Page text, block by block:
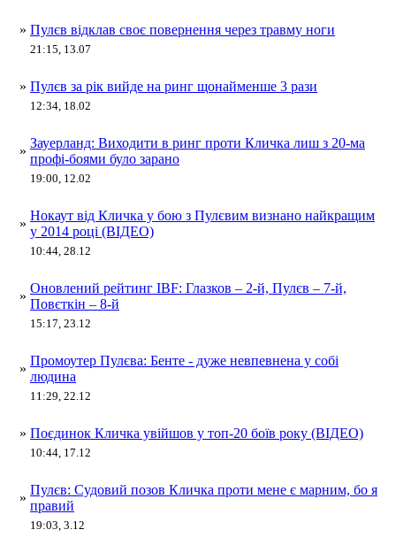
» Пулєв відклав своє повернення через травму ноги
21:15, 13.07
» Пулєв за рік вийде на ринг щонайменше 3 рази
12:34, 18.02
»
Зауерланд: Виходити в ринг проти Кличка лиш з 20-ма
профі-боями було зарано
19:00, 12.02
»
Нокаут від Кличка у бою з Пулєвим визнано найкращим
у 2014 році (ВІДЕО)
10:44, 28.12
»
Оновлений рейтинг IBF: Глазков – 2-й, Пулєв – 7-й,
Повєткін – 8-й
15:17, 23.12
»
Промоутер Пулєва: Бенте - дуже невпевнена у собі
людина
11:29, 22.12
» Поєдинок Кличка увійшов у топ-20 боїв року (ВІДЕО)
10:44, 17.12
»
Пулєв: Судовий позов Кличка проти мене є марним, бо я
правий
19:03, 3.12